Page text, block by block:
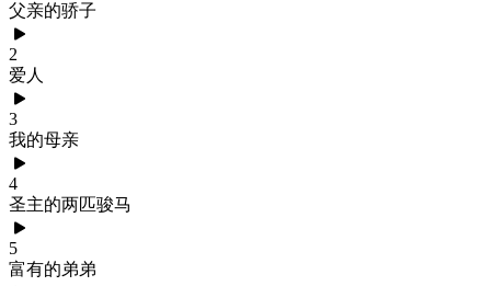
父亲的骄子
2
爱人
3
我的母亲
4
圣主的两匹骏马
5
富有的弟弟